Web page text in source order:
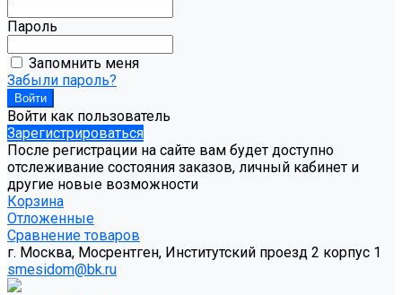
Пароль
Запомнить меня
Забыли пароль?
Войти как пользователь
Зарегистрироваться
После регистрации на сайте вам будет доступно
отслеживание состояния заказов, личный кабинет и
другие новые возможности
Корзина
Отложенные
Сравнение товаров
г. Москва, Мосрентген, Институтский проезд 2 корпус 1
smesidom@bk.ru